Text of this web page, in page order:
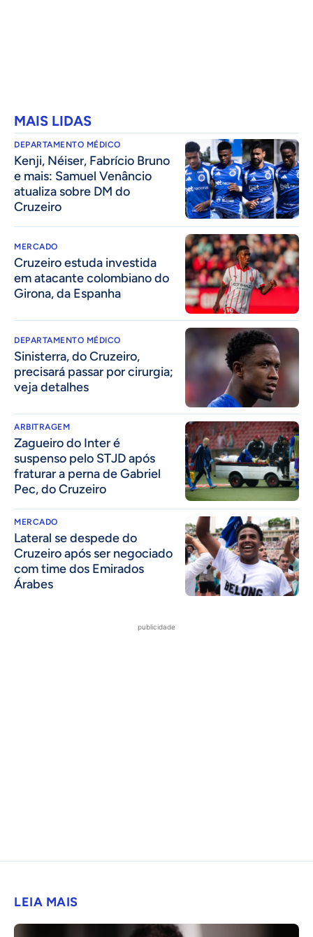
MAIS LIDAS
DEPARTAMENTO MÉDICO
Kenji, Néiser, Fabrício Bruno
e mais: Samuel Venâncio
atualiza sobre DM do
Cruzeiro
MERCADO
Cruzeiro estuda investida
em atacante colombiano do
Girona, da Espanha
DEPARTAMENTO MÉDICO
Sinisterra, do Cruzeiro,
precisará passar por cirurgia;
veja detalhes
ARBITRAGEM
Zagueiro do Inter é
suspenso pelo STJD após
fraturar a perna de Gabriel
Pec, do Cruzeiro
MERCADO
Lateral se despede do
Cruzeiro após ser negociado
com time dos Emirados
Árabes
publicidade
LEIA MAIS